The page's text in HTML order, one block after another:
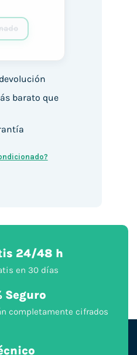
barato que
24/48 h
en 30 días
Seguro
completamente cifrados